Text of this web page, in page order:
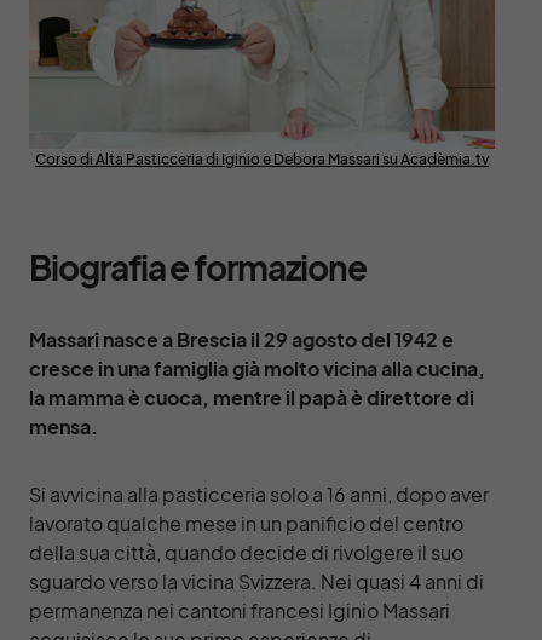
Corso di Alta Pasticceria di Iginio e Debora Massari su Acadèmia.tv
Biografia e formazione
Massari nasce a Brescia il 29 agosto del 1942 e
cresce in una famiglia già molto vicina alla cucina,
la mamma è cuoca, mentre il papà è direttore di
mensa.
Si avvicina alla pasticceria solo a 16 anni, dopo aver
lavorato qualche mese in un panificio del centro
della sua città, quando decide di rivolgere il suo
sguardo verso la vicina Svizzera. Nei quasi 4 anni di
permanenza nei cantoni francesi Iginio Massari